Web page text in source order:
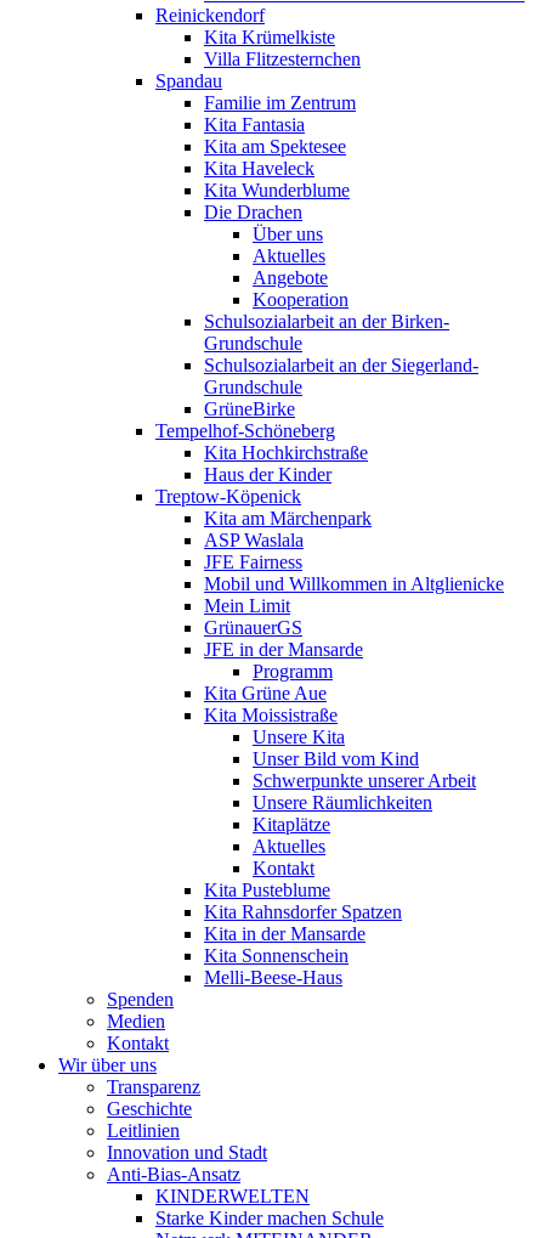
Reinickendorf
Kita Krümelkiste
Villa Flitzesternchen
Spandau
Familie im Zentrum
Kita Fantasia
Kita am Spektesee
Kita Haveleck
Kita Wunderblume
Die Drachen
Über uns
Aktuelles
Angebote
Kooperation
Schulsozialarbeit an der Birken-
Grundschule
Schulsozialarbeit an der Siegerland-
Grundschule
GrüneBirke
Tempelhof-Schöneberg
Kita Hochkirchstraße
Haus der Kinder
Treptow-Köpenick
Kita am Märchenpark
ASP Waslala
JFE Fairness
Mobil und Willkommen in Altglienicke
Mein Limit
GrünauerGS
JFE in der Mansarde
Programm
Kita Grüne Aue
Kita Moissistraße
Unsere Kita
Unser Bild vom Kind
Schwerpunkte unserer Arbeit
Unsere Räumlichkeiten
Kitaplätze
Aktuelles
Kontakt
Kita Pusteblume
Kita Rahnsdorfer Spatzen
Kita in der Mansarde
Kita Sonnenschein
Melli-Beese-Haus
Spenden
Medien
Kontakt
Wir über uns
Transparenz
Geschichte
Leitlinien
Innovation und Stadt
Anti-Bias-Ansatz
KINDERWELTEN
Starke Kinder machen Schule